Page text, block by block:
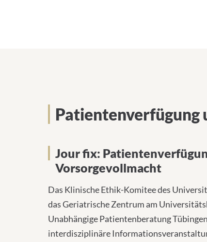
Patientenverfügung
Jour fix:
Vorsorgevollmacht
Das Klinische Ethik-Komitee des
das Geriatrische Zentrum am
Unabhängige Patientenberatung
interdisziplinäre